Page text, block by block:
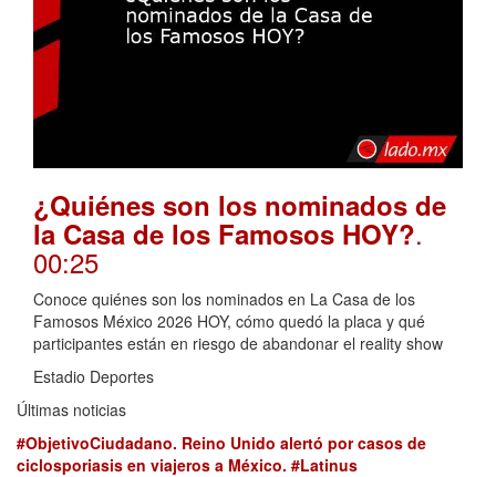
¿Quiénes son los nominados de
la Casa de los Famosos HOY?.
00:25
Conoce quiénes son los nominados en La Casa de los
Famosos México 2026 HOY, cómo quedó la placa y qué
participantes están en riesgo de abandonar el reality show
Estadio Deportes
Últimas noticias
#ObjetivoCiudadano. Reino Unido alertó por casos de
ciclosporiasis en viajeros a México. #Latinus